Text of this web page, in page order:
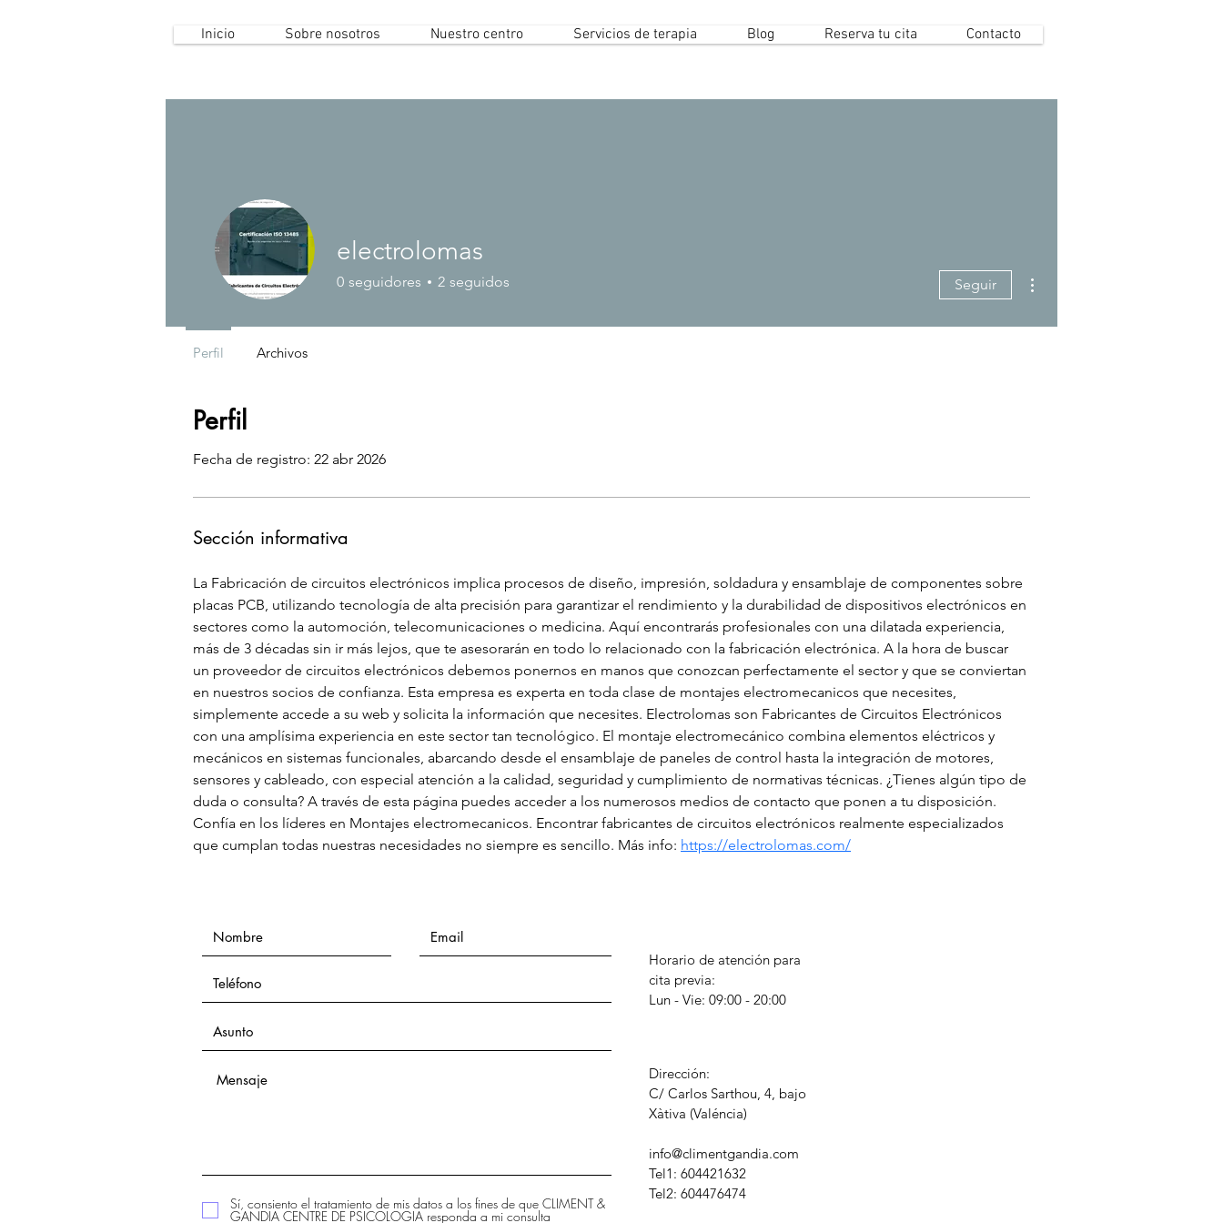
Inicio Sobre nosotros Nuestro centro Servicios de terapia Blog Reserva tu cita Contacto
Perfil
Fecha de registro: 22 abr 2026
Sección informativa
La Fabricación de circuitos electrónicos implica procesos de diseño, impresión, soldadura y ensamblaje de componentes sobre
placas PCB, utilizando tecnología de alta precisión para garantizar el rendimiento y la durabilidad de dispositivos electrónicos en
sectores como la automoción, telecomunicaciones o medicina. Aquí encontrarás profesionales con una dilatada experiencia,
más de 3 décadas sin ir más lejos, que te asesorarán en todo lo relacionado con la fabricación electrónica. A la hora de buscar
un proveedor de circuitos electrónicos debemos ponernos en manos que conozcan perfectamente el sector y que se conviertan
en nuestros socios de confianza. Esta empresa es experta en toda clase de montajes electromecanicos que necesites,
simplemente accede a su web y solicita la información que necesites. Electrolomas son Fabricantes de Circuitos Electrónicos
con una amplísima experiencia en este sector tan tecnológico. El montaje electromecánico combina elementos eléctricos y
mecánicos en sistemas funcionales, abarcando desde el ensamblaje de paneles de control hasta la integración de motores,
sensores y cableado, con especial atención a la calidad, seguridad y cumplimiento de normativas técnicas. ¿Tienes algún tipo de
duda o consulta? A través de esta página puedes acceder a los numerosos medios de contacto que ponen a tu disposición.
Confía en los líderes en Montajes electromecanicos. Encontrar fabricantes de circuitos electrónicos realmente especializados
que cumplan todas nuestras necesidades no siempre es sencillo. Más info: https://electrolomas.com/
electrolomas
0 seguidores 2 seguidos Seguir
Perfil Archivos
Sí, consiento el tratamiento de mis datos a los fines de que CLIMENT &
GANDIA CENTRE DE PSICOLOGIA responda a mi consulta
Horario de atención para
cita previa:
Lun - Vie: 09:00 - 20:00
Dirección:
C/ Carlos Sarthou, 4, bajo
​Xàtiva (Valéncia)
info@climentgandia.com
Tel1: 604421632
Tel2: 604476474